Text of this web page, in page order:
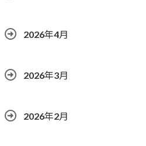
2026年4月
2026年3月
2026年2月